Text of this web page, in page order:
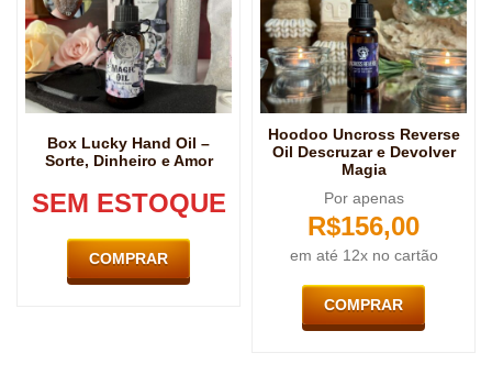
Box Lucky Hand Oil –
Sorte, Dinheiro e Amor
SEM ESTOQUE
COMPRAR
Hoodoo Uncross Reverse
Oil Descruzar e Devolver
Magia
Por apenas
R$156,00
em até 12x no cartão
COMPRAR